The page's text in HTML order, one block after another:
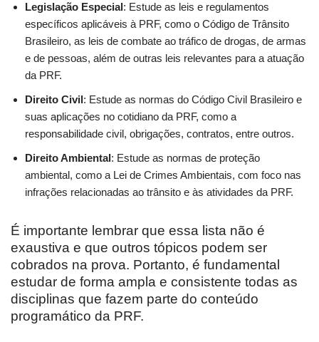
Legislação Especial: Estude as leis e regulamentos
específicos aplicáveis à PRF, como o Código de Trânsito
Brasileiro, as leis de combate ao tráfico de drogas, de armas
e de pessoas, além de outras leis relevantes para a atuação
da PRF.
Direito Civil: Estude as normas do Código Civil Brasileiro e
suas aplicações no cotidiano da PRF, como a
responsabilidade civil, obrigações, contratos, entre outros.
Direito Ambiental: Estude as normas de proteção
ambiental, como a Lei de Crimes Ambientais, com foco nas
infrações relacionadas ao trânsito e às atividades da PRF.
É importante lembrar que essa lista não é
exaustiva e que outros tópicos podem ser
cobrados na prova. Portanto, é fundamental
estudar de forma ampla e consistente todas as
disciplinas que fazem parte do conteúdo
programático da PRF.